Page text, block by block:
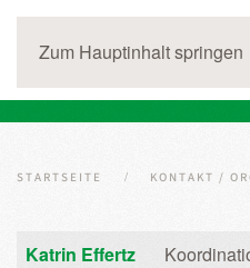
Zum Hauptinhalt springen
STARTSEITE KONTAKT /
Kontakte,
Name Details
Katrin Effertz